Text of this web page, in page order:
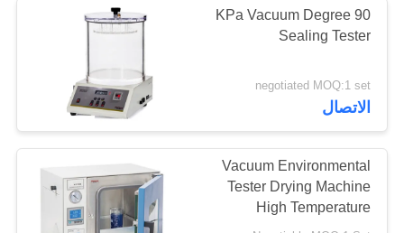
90 KPa Vacuum Degree
Sealing Tester
negotiated MOQ:1 set
الاتصال
Vacuum Environmental
Tester Drying Machine
High Temperature